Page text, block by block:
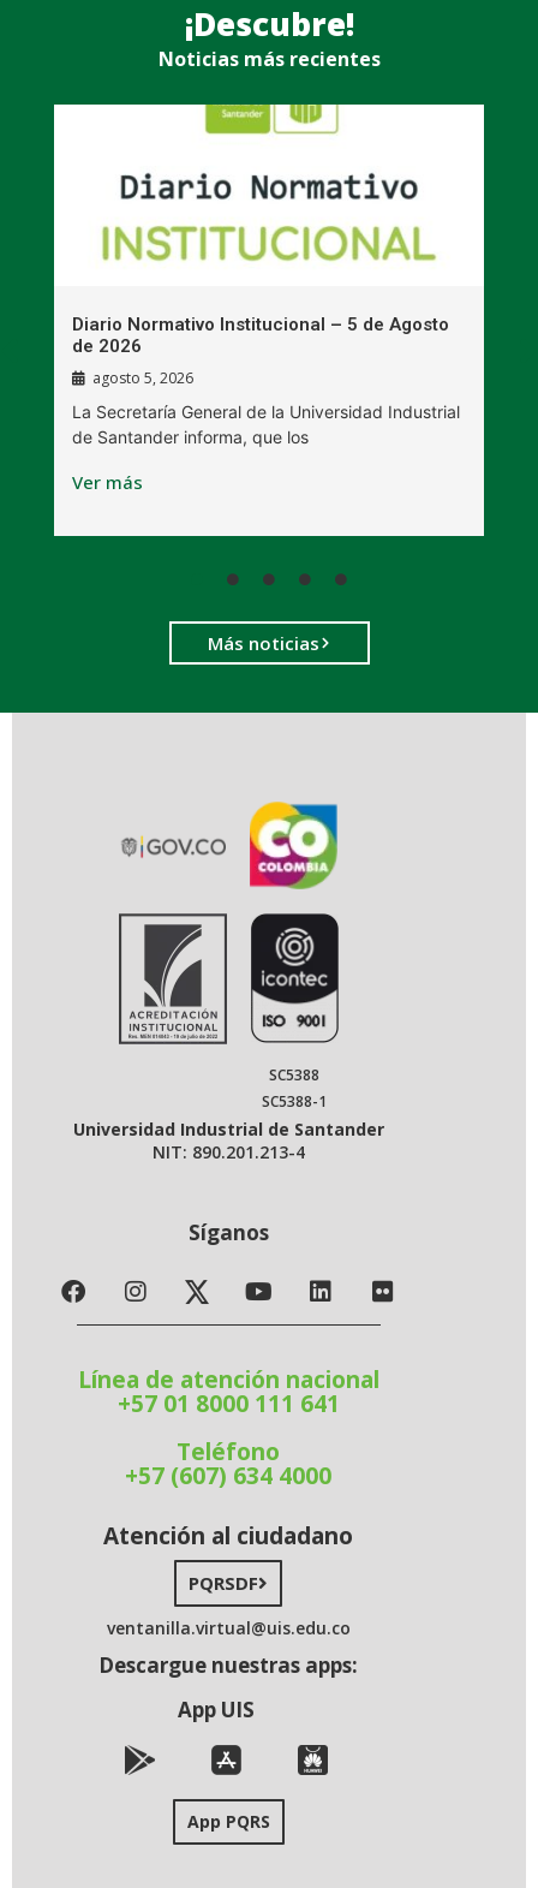
¡Descubre!
Noticias más recientes
Diario Normativo Institucional – 5 de Agosto
de 2026
agosto 5, 2026
La Secretaría General de la Universidad Industrial
de Santander informa, que los
Ver más
Más noticias